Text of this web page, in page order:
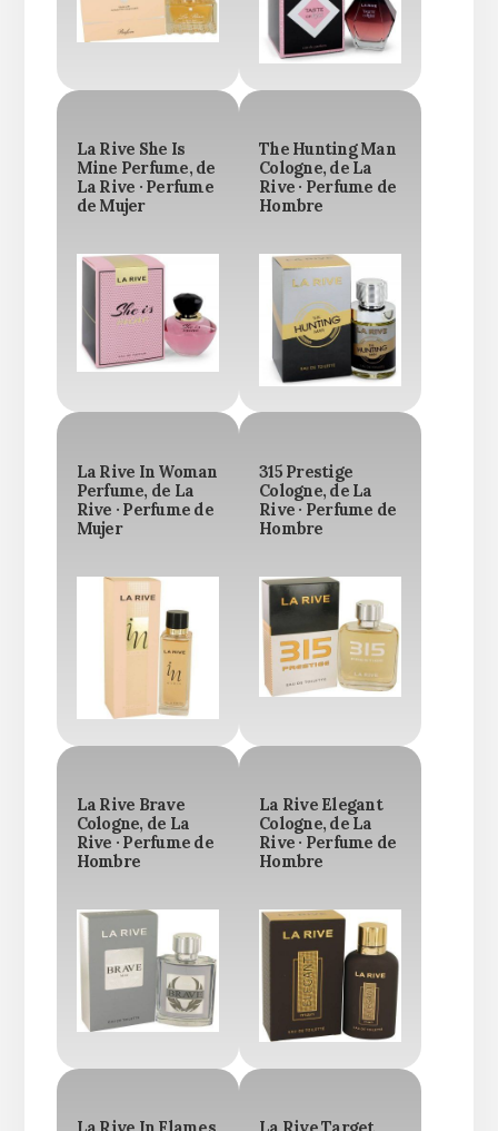
La Rive She Is
Mine Perfume, de
La Rive · Perfume
de Mujer
The Hunting Man
Cologne, de La
Rive · Perfume de
Hombre
La Rive In Woman
Perfume, de La
Rive · Perfume de
Mujer
315 Prestige
Cologne, de La
Rive · Perfume de
Hombre
La Rive Brave
Cologne, de La
Rive · Perfume de
Hombre
La Rive Elegant
Cologne, de La
Rive · Perfume de
Hombre